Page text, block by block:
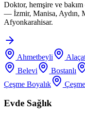
Doktor, hemşire ve
— İzmir, Manisa, Aydın,
Afyonkarahisar.
Ahmetbeyli
Belevi
Bostanlı
Çeşme Boyalık
Evde Sağlık